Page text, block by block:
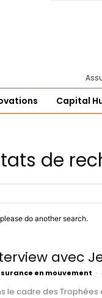
Capital
de
do another search.
avec
en mouvement -
le cadre des Trophées